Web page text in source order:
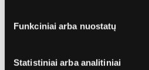
Funkciniai arba nuostatų
Statistiniai arba analitiniai